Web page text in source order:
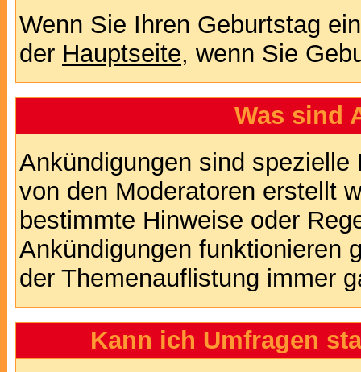
Wenn Sie Ihren Geburtstag
der Hauptseite, wenn Sie
Was sind
Ankündigungen sind
von den Moderatoren erstellt
bestimmte Hinweise oder
Ankündigungen funktionieren
der Themenauflistung immer
Kann ich Umfragen